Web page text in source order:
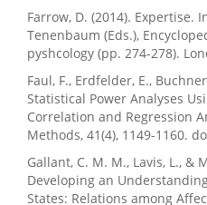
Farrow, D. (2014). Expertise.
Tenenbaum (Eds.),
pyshcology (pp. 274-278).
Faul, F., Erdfelder, E.,
Statistical Power Analyses
Correlation and Regression
Methods, 41(4), 1149-1160.
Gallant, C. M. M., Lavis, L., &
Developing an
States: Relations among